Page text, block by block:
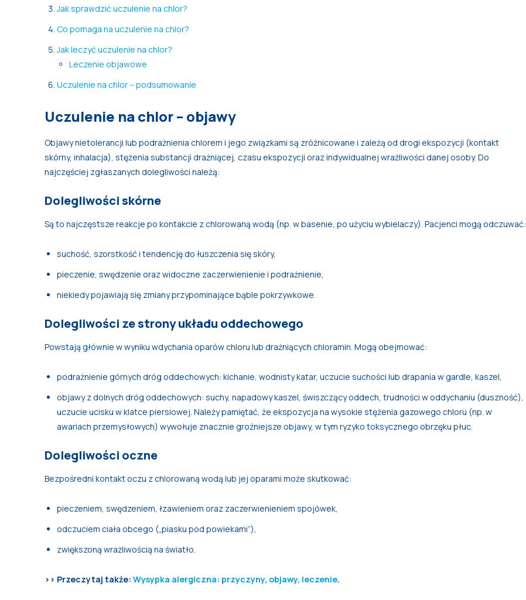
Jak sprawdzić uczulenie na chlor?
Co pomaga na uczulenie na chlor?
Jak leczyć uczulenie na chlor?
Leczenie objawowe
Uczulenie na chlor – podsumowanie
Uczulenie na chlor – objawy
Objawy nietolerancji lub podrażnienia chlorem i jego związkami są zróżnicowane i zależą od drogi ekspozycji (kontakt
skórny, inhalacja), stężenia substancji drażniącej, czasu ekspozycji oraz indywidualnej wrażliwości danej osoby. Do
najczęściej zgłaszanych dolegliwości należą:
Dolegliwości skórne
Są to najczęstsze reakcje po kontakcie z chlorowaną wodą (np. w basenie, po użyciu wybielaczy). Pacjenci mogą odczuwać:
suchość, szorstkość i tendencję do łuszczenia się skóry,
pieczenie, swędzenie oraz widoczne zaczerwienienie i podrażnienie,
niekiedy pojawiają się zmiany przypominające bąble pokrzywkowe.
Dolegliwości ze strony układu oddechowego
Powstają głównie w wyniku wdychania oparów chloru lub drażniących chloramin. Mogą obejmować:
podrażnienie górnych dróg oddechowych: kichanie, wodnisty katar, uczucie suchości lub drapania w gardle, kaszel,
objawy z dolnych dróg oddechowych: suchy, napadowy kaszel, świszczący oddech, trudności w oddychaniu (duszność),
uczucie ucisku w klatce piersiowej. Należy pamiętać, że ekspozycja na wysokie stężenia gazowego chloru (np. w
awariach przemysłowych) wywołuje znacznie groźniejsze objawy, w tym ryzyko toksycznego obrzęku płuc.
Dolegliwości oczne
Bezpośredni kontakt oczu z chlorowaną wodą lub jej oparami może skutkować:
pieczeniem, swędzeniem, łzawieniem oraz zaczerwienieniem spojówek,
odczuciem ciała obcego („piasku pod powiekami”),
zwiększoną wrażliwością na światło.
>> Przeczytaj także: Wysypka alergiczna: przyczyny, objawy, leczenie.